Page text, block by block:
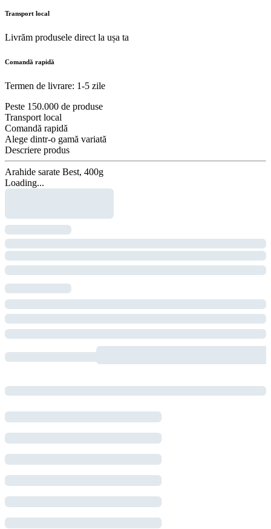
Transport local
Livrăm produsele direct la ușa ta
Comandă rapidă
Termen de livrare: 1-5 zile
Peste 150.000 de produse
Transport local
Comandă rapidă
Alege dintr-o gamă variată
Descriere produs
Arahide sarate Best, 400g
Loading...